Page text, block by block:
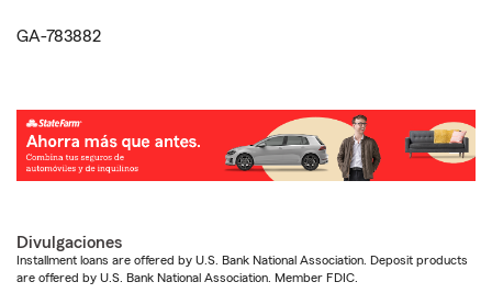
GA-783882
Divulgaciones
Installment loans are offered by U.S. Bank National Association. Deposit products
are offered by U.S. Bank National Association. Member FDIC.